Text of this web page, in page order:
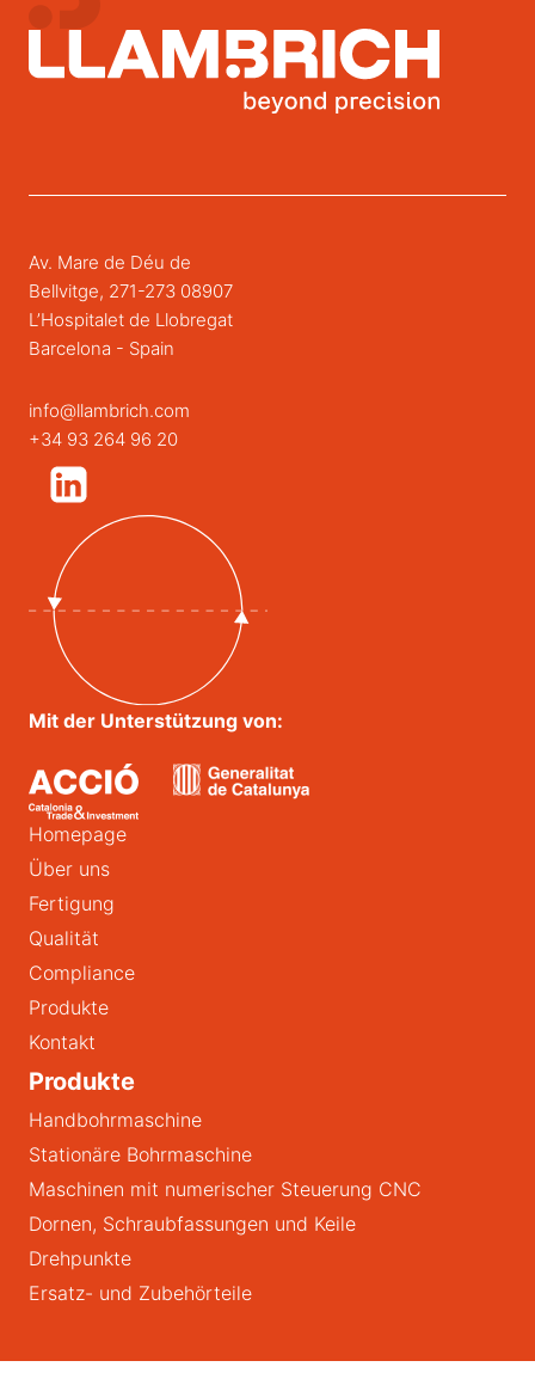
Av. Mare de Déu de
Bellvitge, 271-273 08907
L’Hospitalet de Llobregat
Barcelona - Spain
info@llambrich.com
+34 93 264 96 20
Mit der Unterstützung von:
Homepage
Über uns
Fertigung
Qualität
Compliance
Produkte
Kontakt
Produkte
Handbohrmaschine
Stationäre Bohrmaschine
Maschinen mit numerischer Steuerung CNC
Dornen, Schraubfassungen und Keile
Drehpunkte
Ersatz- und Zubehörteile